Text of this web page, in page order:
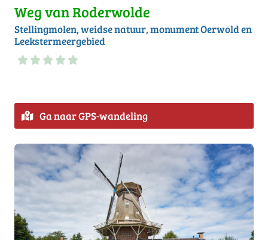
Weg van Roderwolde
Stellingmolen, weidse natuur, monument Oerwold en
Leekstermeergebied
Ga naar GPS-wandeling